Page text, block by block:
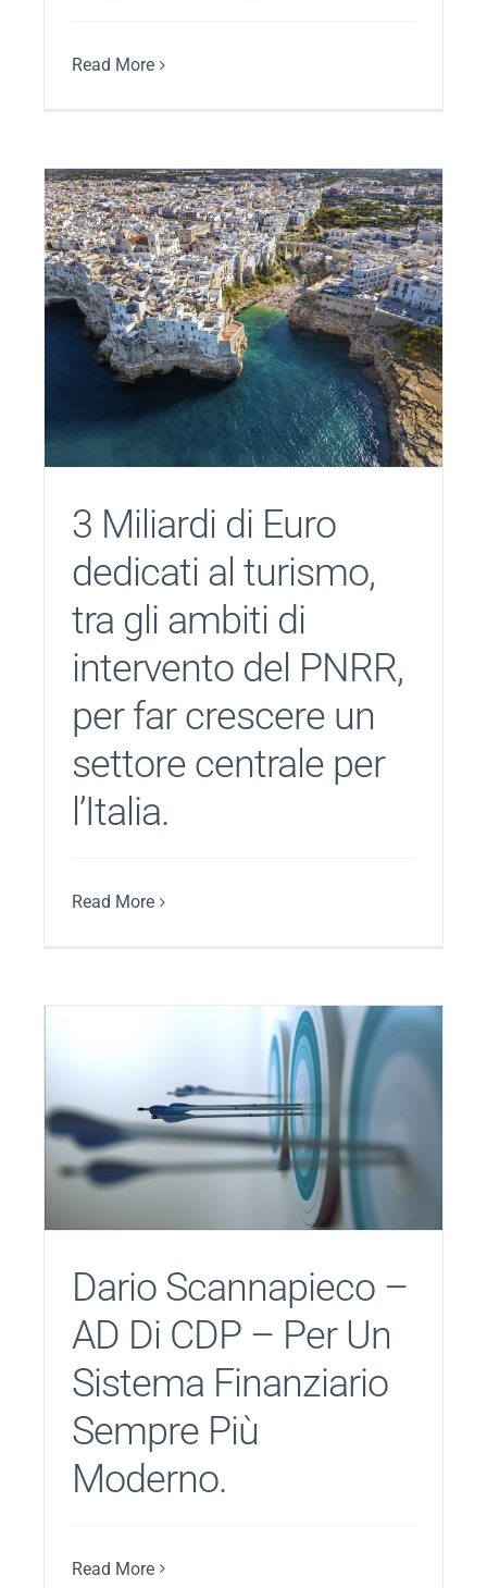
Read More
3 Miliardi di Euro
dedicati al turismo,
tra gli ambiti di
intervento del PNRR,
per far crescere un
settore centrale per
l’Italia.
Read More
Dario Scannapieco –
AD Di CDP – Per Un
Sistema Finanziario
Sempre Più
Moderno.
Read More